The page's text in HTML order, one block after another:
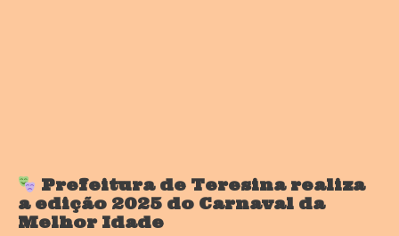
Prefeitura de Teresina realiza
a edição 2025 do Carnaval da
Melhor Idade